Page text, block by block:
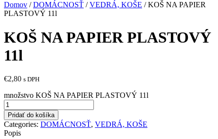
Domov /DOMÁCNOSŤ /VEDRÁ, KOŠE / KOŠ NA PAPIER
PLASTOVÝ 11l
KOŠ NA PAPIER PLASTOVÝ
11l
€2,80 s DPH
množstvo KOŠ NA PAPIER PLASTOVÝ 11l
Pridať do košíka
Categories: DOMÁCNOSŤ, VEDRÁ, KOŠE
Popis